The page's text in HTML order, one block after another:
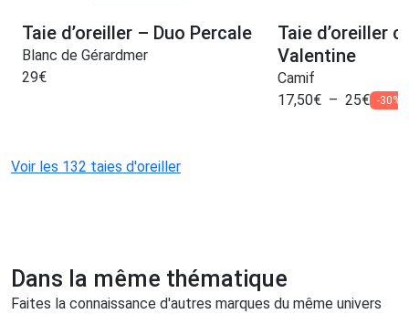
Taie d’oreiller – Duo Percale
Blanc de Gérardmer
29€
Taie d’oreiller
Valentine
Camif
17,50€ – 25€ -30%
Voir les 132 taies d'oreiller
Dans la même thématique
Faites la connaissance d'autres marques du même univers